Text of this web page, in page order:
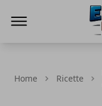
Home Ricette